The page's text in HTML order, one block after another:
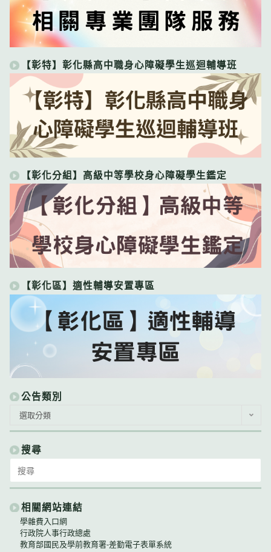
【彰特】彰化縣高中職身心障礙學生巡迴輔導班
【彰化分組】高級中等學校身心障礙學生鑑定
【彰化區】適性輔導安置專區
公告類別
類
別
選取分類
搜尋
for:
相關網站連結
學雜費入口網
行政院人事行政總處
教育部國民及學前教育署-差勤電子表單系統